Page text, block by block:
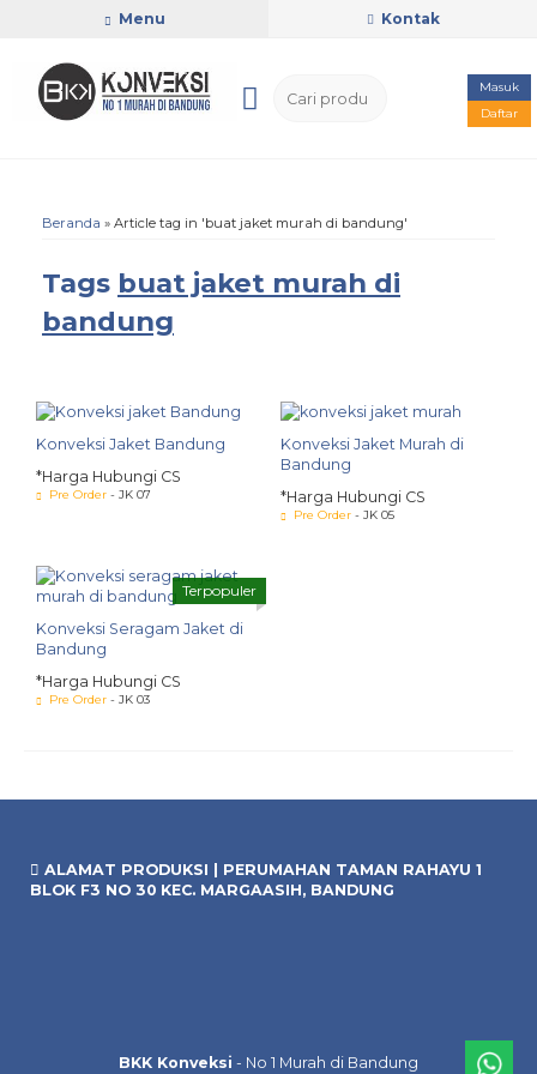
Menu Kontak
Masuk
Daftar
Beranda » Article tag in 'buat jaket murah di bandung'
Tags buat jaket murah di
bandung
Konveksi Jaket Bandung
*Harga Hubungi CS
Pre Order - JK 07
Konveksi Jaket Murah di
Bandung
*Harga Hubungi CS
Pre Order - JK 05
Terpopuler
Konveksi Seragam Jaket di
Bandung
*Harga Hubungi CS
Pre Order - JK 03
ALAMAT PRODUKSI | PERUMAHAN TAMAN RAHAYU 1
BLOK F3 NO 30 KEC. MARGAASIH, BANDUNG
BKK Konveksi - No 1 Murah di Bandung